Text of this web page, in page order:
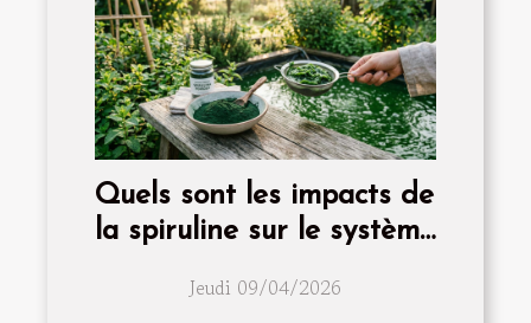
Quels sont les impacts de
la spiruline sur le système
Jeudi 09/04/2026